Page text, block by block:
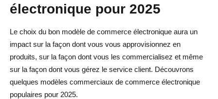
Comment choisir le bon modèle commercial pour ma
boutique en ligne ?
électronique pour 2025
Le choix du bon modèle de commerce électronique aura un
impact sur la façon dont vous vous approvisionnez en
produits, sur la façon dont vous les commercialisez et même
sur la façon dont vous gérez le service client. Découvrons
quelques modèles commerciaux de commerce électronique
populaires pour 2025.